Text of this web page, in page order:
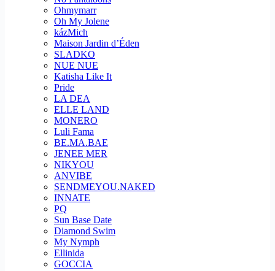
Ohmymarr
Oh My Jolene
kázMich
Maison Jardin d’Éden
SLADKO
NUE NUE
Katisha Like It
Pride
LA DEA
ELLE LAND
MONERO
Luli Fama
BE.MA.BAE
JENEE MER
NIKYOU
ANVIBE
SENDMEYOU.NAKED
INNATE
PQ
Sun Base Date
Diamond Swim
My Nymph
Ellinida
GOCCIA